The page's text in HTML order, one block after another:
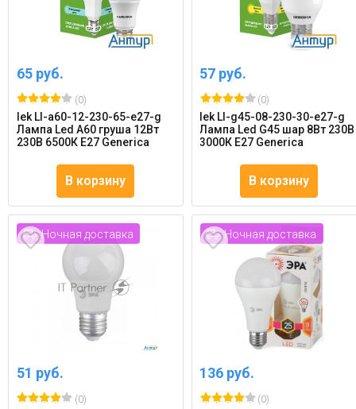
65 руб.
(0)
Iek Ll-a60-12-230-65-e27-g
Лампа Led A60 груша 12Вт
230В 6500К E27 Generica
В корзину
57 руб.
(0)
Iek Ll-g45-08-230-30-e27-g
Лампа Led G45 шар 8Вт 230В
3000К E27 Generica
В корзину
Ночная доставка
51 руб.
(0)
Ночная доставка
136 руб.
(0)